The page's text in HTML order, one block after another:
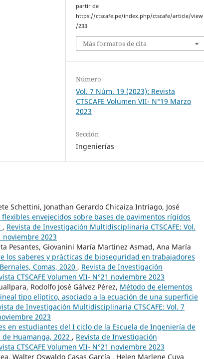
partir de
https://ctscafe.pe/index.php/ctscafe/article/view
/233
Más formatos de cita
Número
Vol. 7 Núm. 19 (2023): Revista
CTSCAFE Volumen VII- N°19 Marzo
2023
Sección
Ingenierías
Schettini, Jonathan Gerardo Chicaiza Intriago, José
envejecidos sobre bases de pavimentos rígidos
, Revista de Investigación Multidisciplinaria CTSCAFE: Vol.
noviembre 2023
Pesantes, Giovanini María Martinez Asmad, Ana María
los saberes y prácticas de bioseguridad en trabajadores
Comas, 2020 , Revista de Investigación
CTSCAFE Volumen VII- N°21 noviembre 2023
Rodolfo José Gálvez Pérez, Método de elementos
tipo elíptico, asociado a la ecuación de una superficie
de Investigación Multidisciplinaria CTSCAFE: Vol. 7
2023
en estudiantes del I ciclo de la Escuela de Ingeniería de
Huamanga, 2022 , Revista de Investigación
CTSCAFE Volumen VII- N°21 noviembre 2023
Walter Oswaldo Casas García , Helen Marlene Cuya